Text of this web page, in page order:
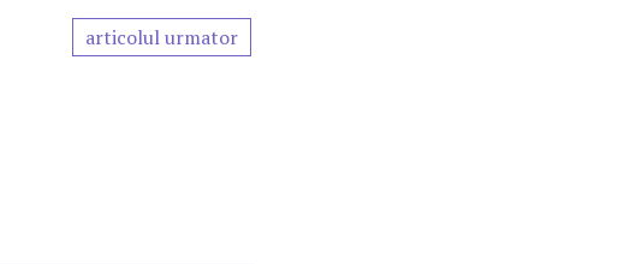
articolul urmator